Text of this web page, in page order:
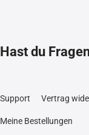
Hast du
Support Vertrag
Meine Bestellungen